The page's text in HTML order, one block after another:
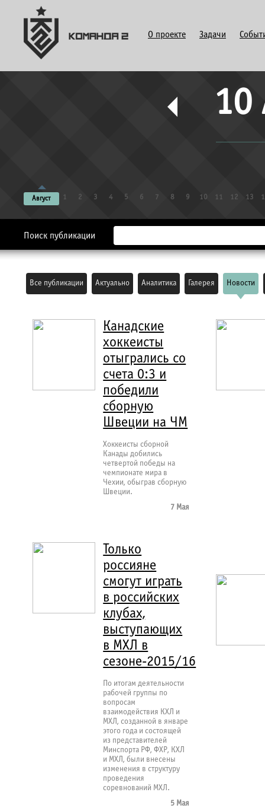
О проекте Задачи
10
Август 1 2 3 4 5 6 7 8 9 10 11 12 13
Поиск публикации
Все публикации Актуально Аналитика Галерея Новости
Канадские
хоккеисты
отыгрались со
счета 0:3 и
победили
сборную
Швеции на ЧМ
Хоккеисты сборной
Канады добились
четвертой победы на
чемпионате мира в
Чехии, обыграв сборную
Швеции.
7 Мая
Только
россияне
смогут играть
в российских
клубах,
выступающих
в МХЛ в
сезоне-2015/16
По итогам деятельности
рабочей группы по
вопросам
взаимодействия КХЛ и
МХЛ, созданной в январе
этого года и состоящей
из представителей
Минспорта РФ, ФХР, КХЛ
и МХЛ, были внесены
изменения в структуру
проведения
соревнований МХЛ.
5 Мая